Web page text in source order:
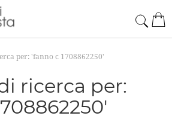
per: 'fanno c 1708862250'
ricerca per: